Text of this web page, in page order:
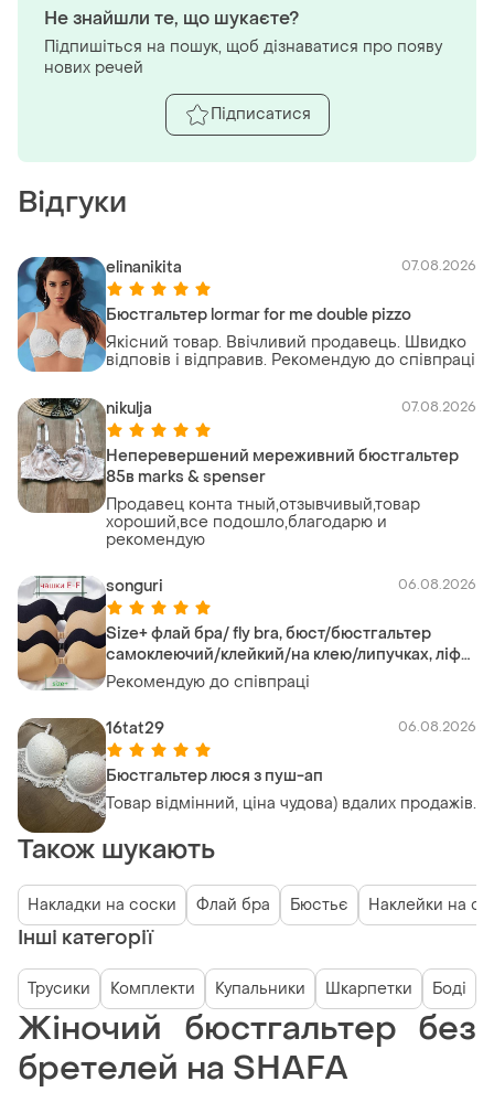
Відгуки
elinanikita 07.08.2026
Бюстгальтер lormar for me double pizzo
Якісний товар. Ввічливий продавець. Швидко
відповів і відправив. Рекомендую до співпраці
nikulja 07.08.2026
Неперевершений мереживний бюстгальтер
85в marks & spenser
Продавец конта тный,отзывчивый,товар
хороший,все подошло,благодарю и
рекомендую
songuri 06.08.2026
Size+ флай бра/ fly bra, бюст/бюстгальтер
самоклеючий/клейкий/на клею/липучках, ліф/
ліфчик силіконовий/невидимий, невидимка
Рекомендую до співпраці
16tat29 06.08.2026
Бюстгальтер люся з пуш-ап
Товар відмінний, ціна чудова) вдалих продажів.
Також шукають
Накладки на соски Флай бра Бюстьє Наклейки на
Інші категорії
Трусики Комплекти Купальники Шкарпетки Боді
Жіночий бюстгальтер без
бретелей на SHAFA
Не знайшли те, що шукаєте?
Підпишіться на пошук, щоб дізнаватися про появу
нових речей
Підписатися